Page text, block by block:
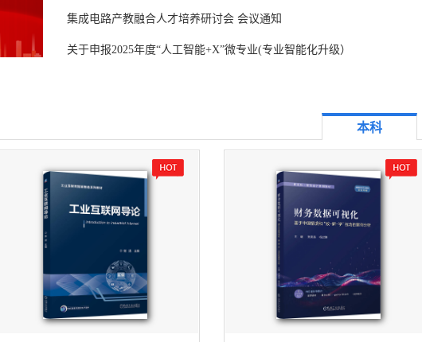
集成电路产教融合人才培养研讨会 会议通知
关于申报2025年度“人工智能+X”微专业(专业智能化升级）
本科